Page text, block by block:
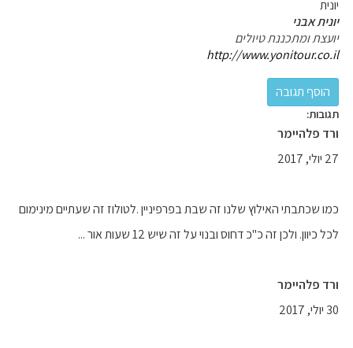
יונית
יונית אבני
יועצת ומתכננת טיולים
http://www.yonitour.co.il
תגובות:
ורד פלהיימר
27 יולי, 2017
כמו שכתבתי האילוץ שלנו זה שבת בפרפיניין .לטולוז זה שעתיים מינימום
לכל כיוון. ולכן זה כ"כ דחוס ובנוי על זה שיש 12 שעות אור ...
ורד פלהיימר
30 יולי, 2017